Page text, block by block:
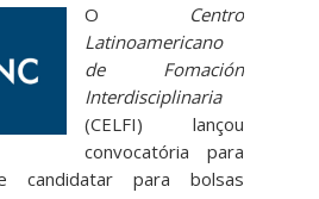
O Centro
Latinoamericano
de Fomación
Interdisciplinaria
(CELFI) lançou
convocatória para
candidatar para bolsas